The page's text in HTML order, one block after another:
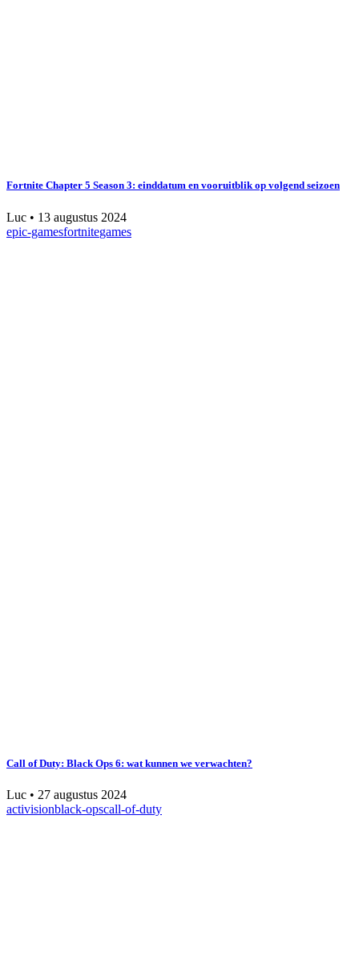
Fortnite Chapter 5 Season 3: einddatum en vooruitblik op volgend seizoen
Luc • 13 augustus 2024
epic-gamesfortnitegames
Call of Duty: Black Ops 6: wat kunnen we verwachten?
Luc • 27 augustus 2024
activisionblack-opscall-of-duty